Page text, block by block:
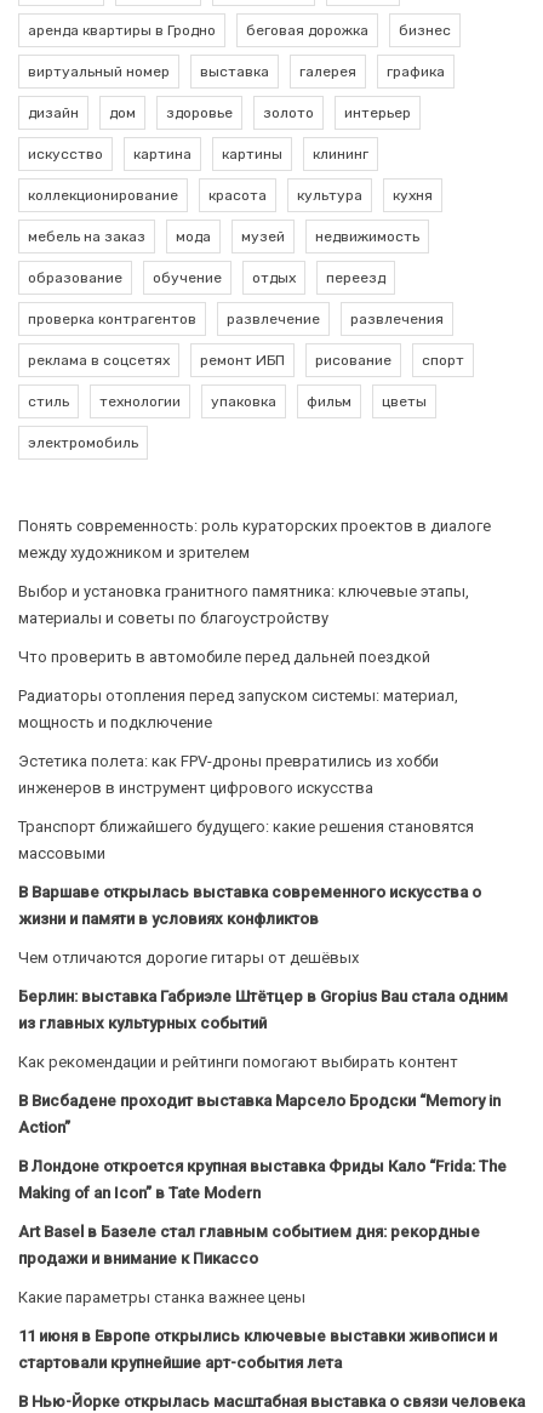
аренда квартиры в Гродно беговая дорожка бизнес
виртуальный номер выставка галерея графика
дизайн дом здоровье золото интерьер
искусство картина картины клининг
коллекционирование красота культура кухня
мебель на заказ мода музей недвижимость
образование обучение отдых переезд
проверка контрагентов развлечение развлечения
реклама в соцсетях ремонт ИБП рисование спорт
стиль технологии упаковка фильм цветы
электромобиль
Понять современность: роль кураторских проектов в диалоге
между художником и зрителем
Выбор и установка гранитного памятника: ключевые этапы,
материалы и советы по благоустройству
Что проверить в автомобиле перед дальней поездкой
Радиаторы отопления перед запуском системы: материал,
мощность и подключение
Эстетика полета: как FPV-дроны превратились из хобби
инженеров в инструмент цифрового искусства
Транспорт ближайшего будущего: какие решения становятся
массовыми
В Варшаве открылась выставка современного искусства о
жизни и памяти в условиях конфликтов
Чем отличаются дорогие гитары от дешёвых
Берлин: выставка Габриэле Штётцер в Gropius Bau стала одним
из главных культурных событий
Как рекомендации и рейтинги помогают выбирать контент
В Висбадене проходит выставка Марсело Бродски “Memory in
Action”
В Лондоне откроется крупная выставка Фриды Кало “Frida: The
Making of an Icon” в Tate Modern
Art Basel в Базеле стал главным событием дня: рекордные
продажи и внимание к Пикассо
Какие параметры станка важнее цены
11 июня в Европе открылись ключевые выставки живописи и
стартовали крупнейшие арт-события лета
В Нью-Йорке открылась масштабная выставка о связи человека